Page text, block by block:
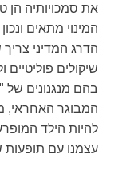
את סמכויותיה
המינוי מתאים
הדרג המדיני
שיקולים
בהם מנגנונים
המבוגר האחראי,
להיות הילד
עצמנו עם תופעות